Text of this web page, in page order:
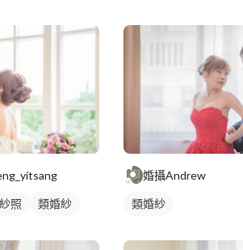
照 類婚紗
婚攝Andrew
類婚紗